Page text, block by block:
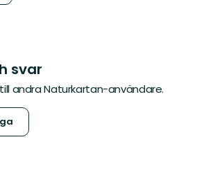
svar
andra Naturkartan-användare.